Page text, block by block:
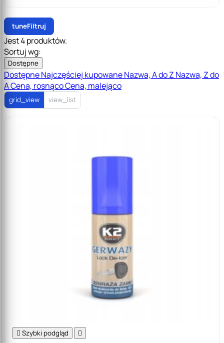
tuneFiltruj
Jest 4 produktów.
Sortuj wg:
Dostępne
DostępneNajczęściej kupowaneNazwa, A do Z Nazwa, Z do
ACena, rosnącoCena, malejąco
grid_view view_list
 Szybki podgląd 